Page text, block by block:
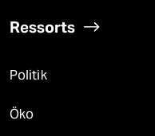
Ressorts
Politik
Öko